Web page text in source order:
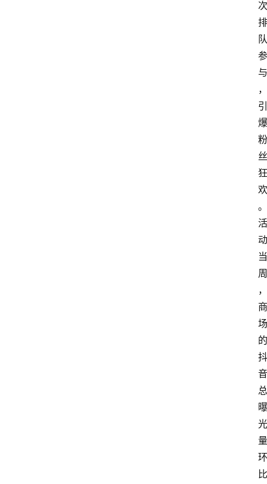
次
排
队
参
与
，
引
爆
粉
丝
狂
欢
。
活
动
当
周
，
商
场
的
抖
音
总
曝
光
量
环
比